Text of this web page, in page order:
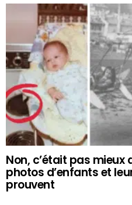
Non, c’était pas mieux
photos d’enfants et
prouvent